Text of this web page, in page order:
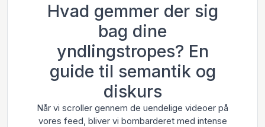
Hvad gemmer der sig
bag dine
yndlingstropes? En
guide til semantik og
diskurs
Når vi scroller gennem de uendelige videoer på
vores feed, bliver vi bombarderet med intense